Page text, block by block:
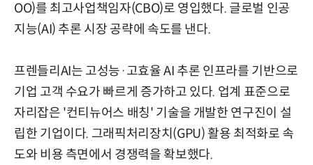
OO)를 최고사업책임자(CBO)로 영입했다. 글로벌 인공
지능(AI) 추론 시장 공략에 속도를 낸다.
프렌들리AI는 고성능·고효율 AI 추론 인프라를 기반으로
기업 고객 수요가 빠르게 증가하고 있다. 업계 표준으로
자리잡은 '컨티뉴어스 배칭' 기술을 개발한 연구진이 설
립한 기업이다. 그래픽처리장치(GPU) 활용 최적화로 속
도와 비용 측면에서 경쟁력을 확보했다.